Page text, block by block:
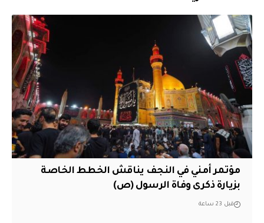
مؤتمر أمني في النجف يناقش الخطط الخاصة
بزيارة ذكرى وفاة الرسول (ص)
قبل 23 ساعة